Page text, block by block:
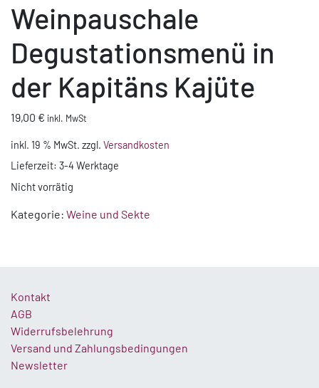
Weinpauschale
Degustationsmenü in
der Kapitäns Kajüte
19,00 € inkl. MwSt
inkl. 19 % MwSt. zzgl. Versandkosten
Lieferzeit: 3-4 Werktage
Nicht vorrätig
Kategorie: Weine und Sekte
Kontakt
AGB
Widerrufsbelehrung
Versand und Zahlungsbedingungen
Newsletter